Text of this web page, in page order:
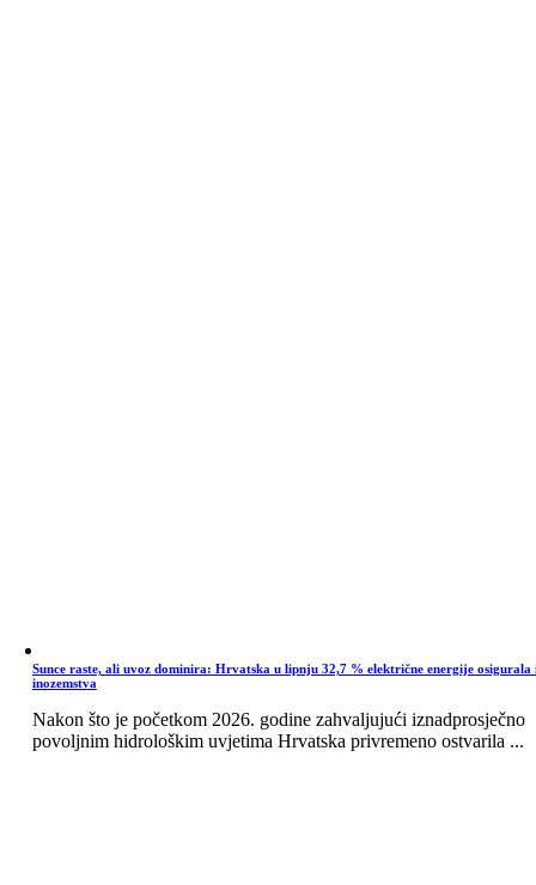
Sunce raste, ali uvoz dominira: Hrvatska u lipnju 32,7 % električne energije osigurala
inozemstva
Nakon što je početkom 2026. godine zahvaljujući iznadprosječno
povoljnim hidrološkim uvjetima Hrvatska privremeno ostvarila ...